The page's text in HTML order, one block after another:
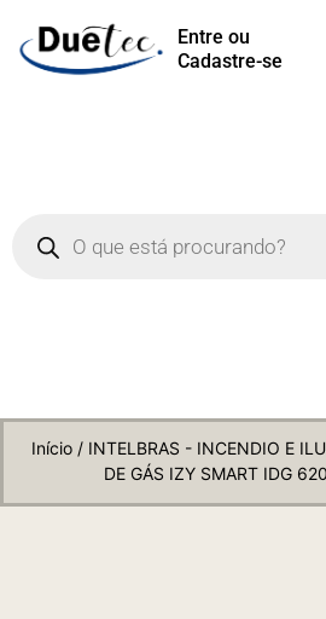
Entre ou
Cadastre-se
Início/ INTELBRAS - INCENDIO E
DE GÁS IZY SMART IDG